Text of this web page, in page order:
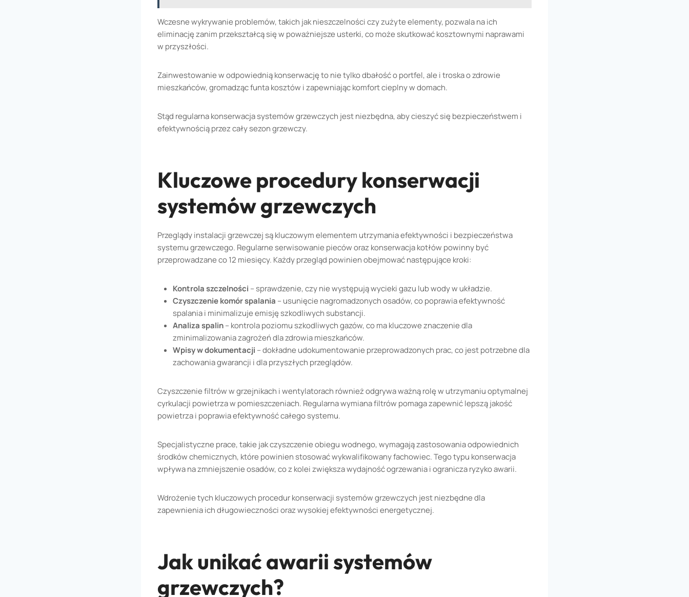
Wczesne wykrywanie problemów, takich jak nieszczelności czy zużyte elementy, pozwala na ich
eliminację zanim przekształcą się w poważniejsze usterki, co może skutkować kosztownymi naprawami
w przyszłości.
Zainwestowanie w odpowiednią konserwację to nie tylko dbałość o portfel, ale i troska o zdrowie
mieszkańców, gromadząc funta kosztów i zapewniając komfort cieplny w domach.
Stąd regularna konserwacja systemów grzewczych jest niezbędna, aby cieszyć się bezpieczeństwem i
efektywnością przez cały sezon grzewczy.
Kluczowe procedury konserwacji
systemów grzewczych
Przeglądy instalacji grzewczej są kluczowym elementem utrzymania efektywności i bezpieczeństwa
systemu grzewczego. Regularne serwisowanie pieców oraz konserwacja kotłów powinny być
przeprowadzane co 12 miesięcy. Każdy przegląd powinien obejmować następujące kroki:
Kontrola szczelności – sprawdzenie, czy nie występują wycieki gazu lub wody w układzie.
Czyszczenie komór spalania – usunięcie nagromadzonych osadów, co poprawia efektywność
spalania i minimalizuje emisję szkodliwych substancji.
Analiza spalin– kontrola poziomu szkodliwych gazów, co ma kluczowe znaczenie dla
zminimalizowania zagrożeń dla zdrowia mieszkańców.
Wpisy w dokumentacji – dokładne udokumentowanie przeprowadzonych prac, co jest potrzebne dla
zachowania gwarancji i dla przyszłych przeglądów.
Czyszczenie filtrów w grzejnikach i wentylatorach również odgrywa ważną rolę w utrzymaniu optymalnej
cyrkulacji powietrza w pomieszczeniach. Regularna wymiana filtrów pomaga zapewnić lepszą jakość
powietrza i poprawia efektywność całego systemu.
Specjalistyczne prace, takie jak czyszczenie obiegu wodnego, wymagają zastosowania odpowiednich
środków chemicznych, które powinien stosować wykwalifikowany fachowiec. Tego typu konserwacja
wpływa na zmniejszenie osadów, co z kolei zwiększa wydajność ogrzewania i ogranicza ryzyko awarii.
Wdrożenie tych kluczowych procedur konserwacji systemów grzewczych jest niezbędne dla
zapewnienia ich długowieczności oraz wysokiej efektywności energetycznej.
Jak unikać awarii systemów
grzewczych?